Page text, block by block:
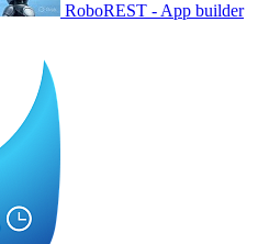
RoboREST - App builder